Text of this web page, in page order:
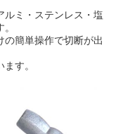
ルミ・ステンレス・塩
の簡単操作で切断が出
す。